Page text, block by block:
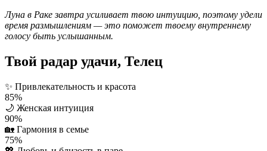
Луна в Раке завтра усиливает твою интуицию, поэтому удели
время размышлениям — это поможет твоему внутреннему
голосу быть услышанным.
Твой радар удачи, Телец
✨ Привлекательность и красота
85%
🌙 Женская интуиция
90%
🏡 Гармония в семье
75%